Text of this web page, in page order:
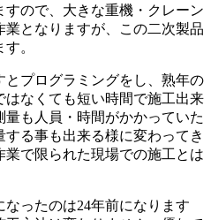
すので、大きな重機・クレーン
となりますが、この二次製品
。
プログラミングをし、熟年の
なくても短い時間で施工出来
も人員・時間がかかっていた
る事も出来る様に変わってき
で限られた現場での施工とは
ったのは24年前になります